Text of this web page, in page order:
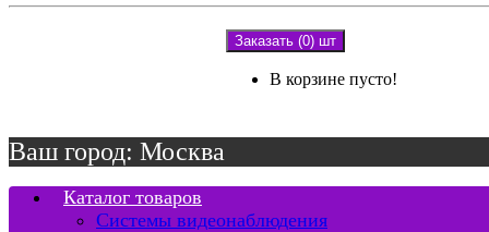
Заказать (0) шт
В корзине пусто!
Ваш город: Москва
Каталог товаров
Системы видеонаблюдения